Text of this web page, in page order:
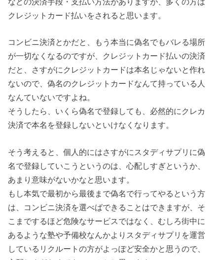
クレジットカード払いをされると思います。
コンビニ決済とかだと、もう本当に偽名でもバレる場所
が一切なくなるのですが、クレジットカード払いの決済
だと、さすがにクレジットカードは本名じゃないと作れ
ないので、偽名のクレジットカードなんて持っている人
なんていないですよね。
そうしたら、いくら偽名で登録しても、必然的にクレカ
決済で本名を登録しないといけなくなります。
そう考えると、個人的にはさすがにスタディサプリに偽
名で登録していこうというのは、心配しすぎというか、
あまり意味がないかなと思います。
もし本気で最初から最後まで偽名で行ってやるという方
は、コンビニ決済を選べばできることはできますが、そ
こまでするほど危険なサービスではなく、むしろ街中に
あるような塾や予備校なんかよりスタディサプリを運営
しているリクルートの方がよっぽど安全かと思うので、